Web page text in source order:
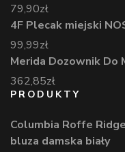
79,90zł
4F Plecak miejski
99,99zł
Merida Dozownik Do
362,85zł
PRODUKTY
Columbia Roffe
bluza damska biały